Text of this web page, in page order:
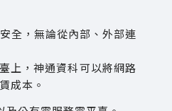
全，無論從內部、外部連
上，神通資科可以將網路
成本。